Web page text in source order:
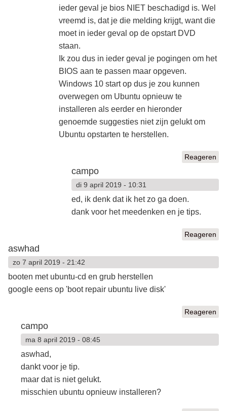
ieder geval je bios NIET beschadigd is. Wel
vreemd is, dat je die melding krijgt, want die
moet in ieder geval op de opstart DVD
staan.
Ik zou dus in ieder geval je pogingen om het
BIOS aan te passen maar opgeven.
Windows 10 start op dus je zou kunnen
overwegen om Ubuntu opnieuw te
installeren als eerder en hieronder
genoemde suggesties niet zijn gelukt om
Ubuntu opstarten te herstellen.
Reageren
campo
di 9 april 2019 - 10:31
ed, ik denk dat ik het zo ga doen.
dank voor het meedenken en je tips.
Reageren
aswhad
zo 7 april 2019 - 21:42
booten met ubuntu-cd en grub herstellen
google eens op 'boot repair ubuntu live disk'
Reageren
campo
ma 8 april 2019 - 08:45
aswhad,
dankt voor je tip.
maar dat is niet gelukt.
misschien ubuntu opnieuw installeren?